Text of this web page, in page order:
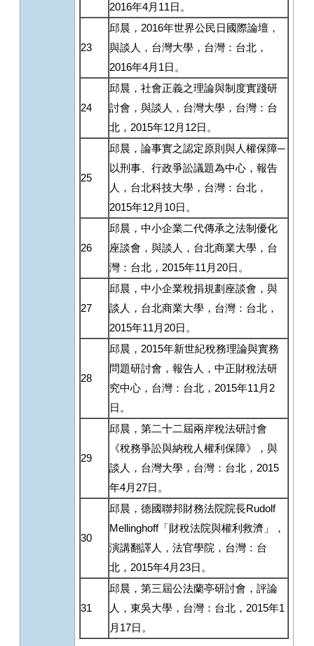
2016年4月11日。
23
邱晨，2016年世界公民日國際論壇，
與談人，台灣大學，台灣：台北，
2016年4月1日。
24
邱晨，社會正義之理論與制度實踐研
討會，與談人，台灣大學，台灣：台
北，2015年12月12日。
25
邱晨，論事實之認定原則與人權保障─
以刑事、行政爭訟議題為中心，報告
人，台北科技大學，台灣：台北，
2015年12月10日。
26
邱晨，中小企業二代傳承之法制優化
座談會，與談人，台北商業大學，台
灣：台北，2015年11月20日。
27
邱晨，中小企業稅捐規劃座談會，與
談人，台北商業大學，台灣：台北，
2015年11月20日。
28
邱晨，2015年新世紀稅務理論與實務
問題研討會，報告人，中正財稅法研
究中心，台灣：台北，2015年11月2
日。
29
邱晨，第二十二屆兩岸稅法研討會
《稅務爭訟與納稅人權利保障》，與
談人，台灣大學，台灣：台北，2015
年4月27日。
30
邱晨，德國聯邦財務法院院長Rudolf
Mellinghoff「財稅法院與權利救濟」，
演講翻譯人，法官學院，台灣：台
北，2015年4月23日。
31
邱晨，第三屆公法蘭亭研討會，評論
人，東吳大學，台灣：台北，2015年1
月17日。